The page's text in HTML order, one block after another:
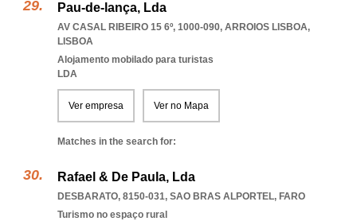
Pau-de-lança, Lda
AV CASAL RIBEIRO 15 6º, 1000-090, ARROIOS LISBOA,
LISBOA
Alojamento mobilado para turistas
LDA
Ver empresa Ver no Mapa
Matches in the search for:
Rafael & De Paula, Lda
DESBARATO, 8150-031, SAO BRAS ALPORTEL, FARO
Turismo no espaço rural